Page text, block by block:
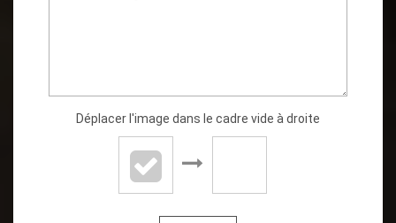
Déplacer l'image dans le cadre vide à droite